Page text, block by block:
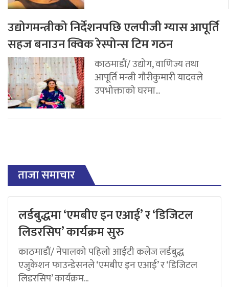
उद्योगमन्त्रीको निर्देशनपछि एलपीजी ग्यास आपूर्ति
सहज बनाउन क्विक रेस्पोन्स टिम गठन
काठमाडौं/ उद्योग, वाणिज्य तथा
आपूर्ति मन्त्री गौरीकुमारी यादवले
उपभोक्ताको घरमा...
ताजा समाचार
लर्डबुद्धमा ‘एमबीए इन एआई’ र ‘डिजिटल
लिडरसिप’ कार्यक्रम सुरु
काठमाडौं/ नेपालको पहिलो आईटी कलेज लर्डबुद्ध
एजुकेशन फाउन्डेसनले ‘एमबीए इन एआई’ र ‘डिजिटल
लिडरसिप’ कार्यक्रम...